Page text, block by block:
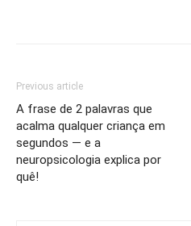
Previous article
A frase de 2 palavras que
acalma qualquer criança em
segundos — e a
neuropsicologia explica por
quê!